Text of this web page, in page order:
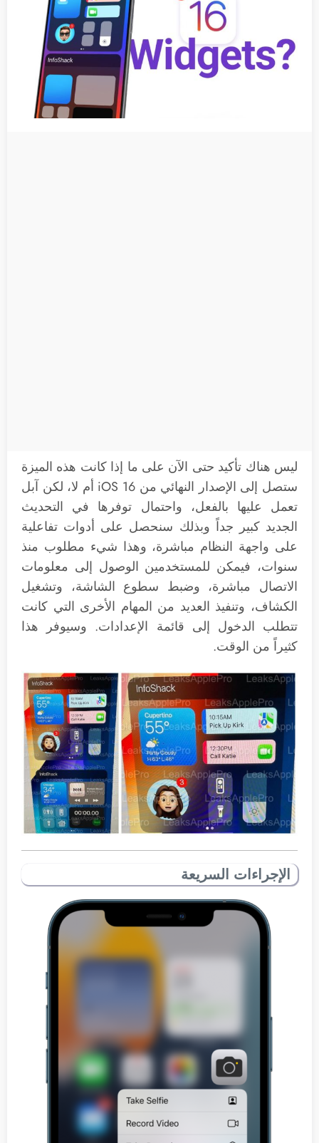
ليس هناك تأكيد حتى الآن على ما إذا كانت هذه الميزة
ستصل إلى الإصدار النهائي من iOS 16 أم لا، لكن آبل
تعمل عليها بالفعل، واحتمال توفرها في التحديث
الجديد كبير جداً وبذلك سنحصل على أدوات تفاعلية
على واجهة النظام مباشرة، وهذا شيء مطلوب منذ
سنوات، فيمكن للمستخدمين الوصول إلى معلومات
الاتصال مباشرة، وضبط سطوع الشاشة، وتشغيل
الكشاف، وتنفيذ العديد من المهام الأخرى التي كانت
تتطلب الدخول إلى قائمة الإعدادات. وسيوفر هذا
كثيراً من الوقت.
الإجراءات السريعة